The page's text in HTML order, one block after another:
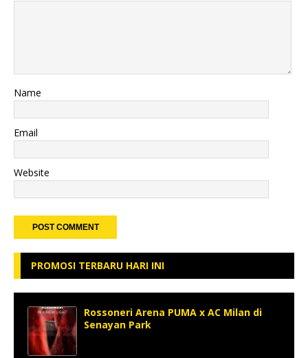
Name
Email
Website
PROMOSI TERBARU HARI INI
Rossoneri Arena PUMA x AC Milan di
Senayan Park